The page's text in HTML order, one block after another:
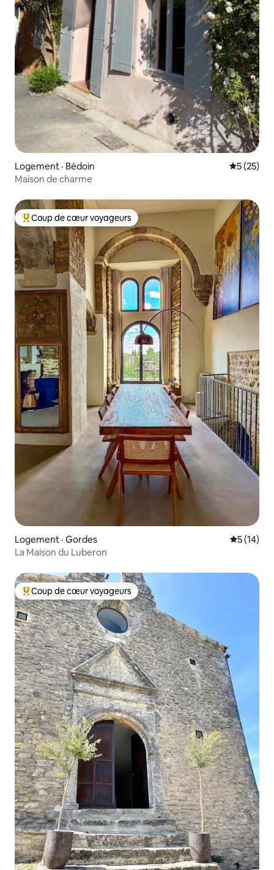
Logement · Bédoin Note
5 (25)
Maison de charme
Coup de cœur voyageurs parmi les plus aimés
Coup de cœur voyageurs
Logement · Gordes Note
5 (14)
La Maison du Luberon
Coup de cœur voyageurs parmi les plus aimés
Coup de cœur voyageurs